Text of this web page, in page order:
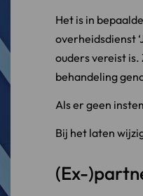
Het is in
overheidsdienst
ouders vereist
behandeling
Als er geen
Bij het laten
(Ex-